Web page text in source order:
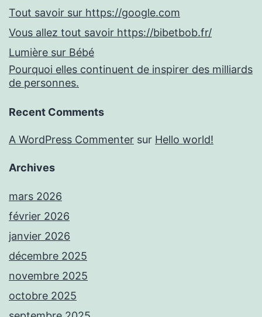
Tout savoir sur https://google.com
Vous allez tout savoir https://bibetbob.fr/
Lumière sur Bébé
Pourquoi elles continuent de inspirer des milliards
de personnes.
Recent Comments
A WordPress Commenter sur Hello world!
Archives
mars 2026
février 2026
janvier 2026
décembre 2025
novembre 2025
octobre 2025